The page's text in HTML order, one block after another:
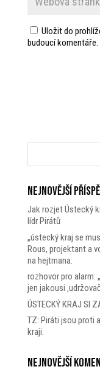
Uložit do
budoucí komentáře.
Nejnovější
Jak rozjet Ústecký
lídr Pirátů
„ústecký kraj se
Rous, projektant a
na hejtmana.
rozhovor pro alarm:
jen jakousi
ÚSTECKÝ KRAJ SI
TZ: Piráti jsou proti
kraji.
Nejnovější